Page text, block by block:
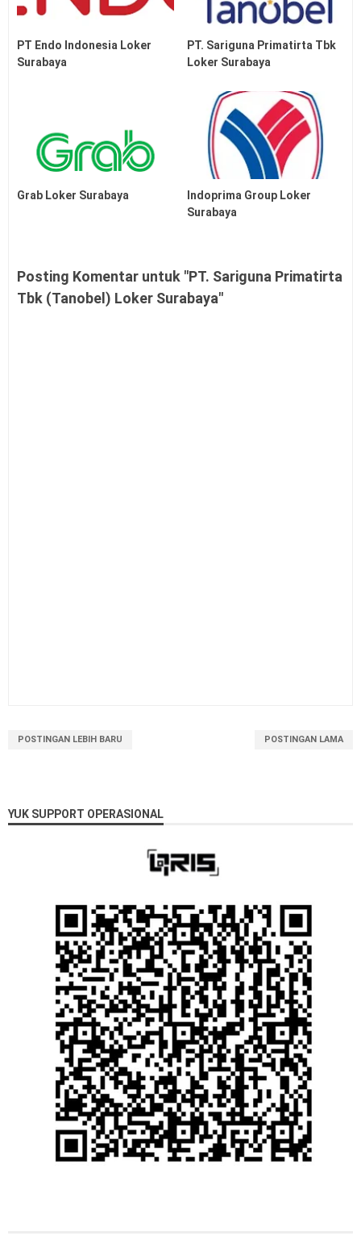
PT Endo Indonesia Loker
Surabaya
PT. Sariguna Primatirta Tbk
Loker Surabaya
Grab Loker Surabaya
Indoprima Group Loker
Surabaya
Posting Komentar untuk "PT. Sariguna Primatirta
Tbk (Tanobel) Loker Surabaya"
POSTINGAN LEBIH BARU POSTINGAN LAMA
YUK SUPPORT OPERASIONAL